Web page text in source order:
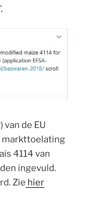
de EU
markttoelating
4114 van
ingevuld.
Zie hier